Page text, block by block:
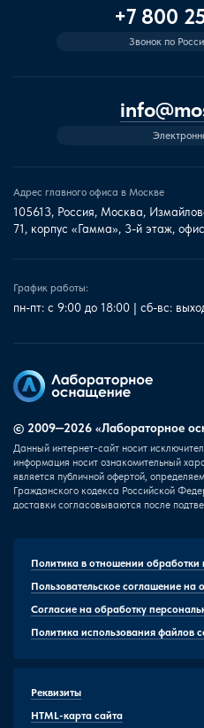
+7 800
Звонок по
Адрес главного офиса в Москве
105613, Россия, Москва,
71, корпус «Гамма», 3-й этаж,
График работы:
пн-пт: с 9:00 до 18:00 | сб-вс:
© 2009—2026 «Лабораторное
Данный интернет-сайт носит
информация носит ознакомительный
является публичной офертой,
Гражданского кодекса Российской
доставки согласовываются после
Политика в отношении
Пользовательское соглашение
Согласие на обработку
Политика использования файлов
Реквизиты
HTML-карта сайта